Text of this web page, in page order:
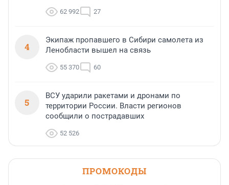
62 992 27
4
Экипаж пропавшего в Сибири самолета из
Ленобласти вышел на связь
55 370 60
5
ВСУ ударили ракетами и дронами по
территории России. Власти регионов
сообщили о пострадавших
52 526
ПРОМОКОДЫ